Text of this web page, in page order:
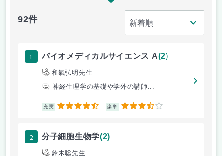
92件
1 バイオメディカルサイエンス A(2)
和氣弘明先生
神経生理学の基礎や学外の講師...
充実 4.5 楽単 3.5
2 分子細胞生物学(2)
鈴木聡先生